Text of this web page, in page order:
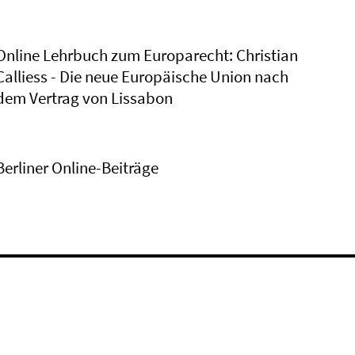
Lehrbuch zum Europarecht: Christian
- Die neue Europäische Union nach
Vertrag von Lissabon
Online-Beiträge